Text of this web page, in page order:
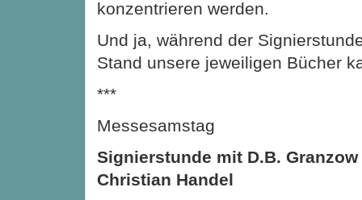
konzentrieren werden.
Und ja, während der
Stand unsere jeweiligen Bücher
***
Messesamstag
Signierstunde mit D.B.
Christian Handel